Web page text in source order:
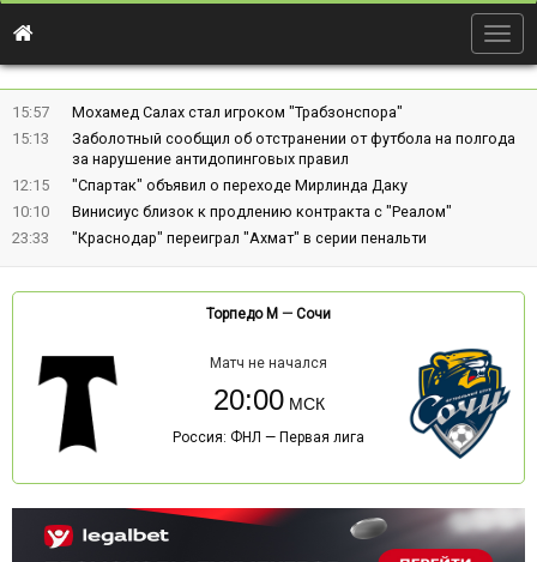
15:57
Мохамед Салах стал игроком "Трабзонспора"
15:13
Заболотный сообщил об отстранении от футбола на полгода
за нарушение антидопинговых правил
12:15
"Спартак" объявил о переходе Мирлинда Даку
10:10
Винисиус близок к продлению контракта с "Реалом"
23:33
"Краснодар" переиграл "Ахмат" в серии пенальти
Торпедо М — Сочи
Матч не начался
20:00
Россия: ФНЛ — Первая лига